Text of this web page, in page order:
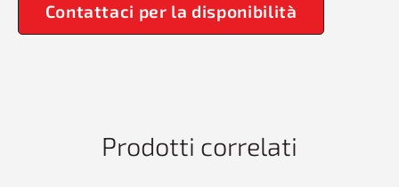
Contattaci per la disponibilità
Prodotti correlati